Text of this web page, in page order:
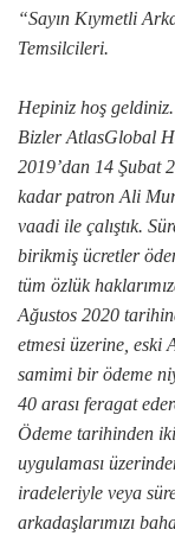
“Sayın Kıymetli
Temsilcileri.
Hepiniz hoş
Bizler AtlasGlobal
2019’dan 14 Şubat
kadar patron Ali
vaadi ile çalıştık.
birikmiş ücretler
tüm özlük
Ağustos 2020
etmesi üzerine, eski
samimi bir ödeme
40 arası feragat
Ödeme tarihinden
uygulaması
iradeleriyle veya
arkadaşlarımızı